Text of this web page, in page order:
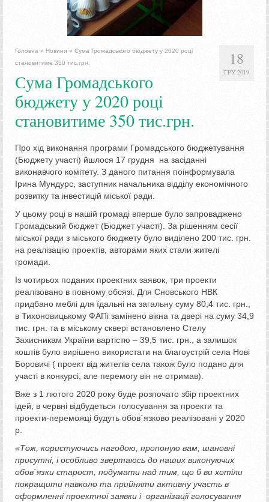
18
ГРУ 2019
Головна » Новини » Сума Громадського бюджету у 2020 році
становитиме 350 тис.грн.
Сума Громадського
бюджету у 2020 році
становитиме 350 тис.грн.
Про хід виконання програми Громадського бюджетування
(Бюджету участі) йшлося 17 грудня на засіданні
виконавчого комітету. З даного питання поінформувала
Ірина Мундурс, заступник начальника відділу економічного
розвитку та інвестицій міської ради.
У цьому році в нашій громаді вперше було запроваджено
Громадський бюджет (Бюджет участі). За рішенням сесії
міської ради з міського бюджету було виділено 200 тис. грн.
на реалізацію проектів, авторами яких стали жителі
громади.
Із чотирьох поданих проектних заявок, три проекти
реалізовано в повному обсязі. Для Сновського НВК
придбано меблі для їдальні на загальну суму 80,4 тис. грн.,
в Тихоновицькому ФАПі замінено вікна та двері на суму 34,9
тис. грн. та в міському сквері встановлено Стелу
Захисникам України вартістю – 39,5 тис. грн., а залишок
коштів було вирішено використати на благоустрій села Нові
Боровичі ( проект від жителів села також було подано для
участі в конкурсі, але перемогу він не отримав).
Вже з 1 лютого 2020 року буде розпочато збір проектних
ідей, в червні відбудеться голосування за проекти та
проекти-переможці будуть обов`язково реалізовані у 2020
р.
«Тож, користуючись нагодою, пропоную вам, шановні
присутні, і особливо звертаюсь до наших виконуючих
обов`язки старост, подумати над тим, що б ви хотіли
покращити навколо та прийняти активну участь в
оформленні проектної заявки і організації голосування